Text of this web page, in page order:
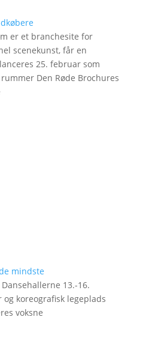
er et branchesite for
scenekunst, får en
25. februar som
Den Røde Brochures
mindste
13.-16.
koreografisk legeplads
voksne